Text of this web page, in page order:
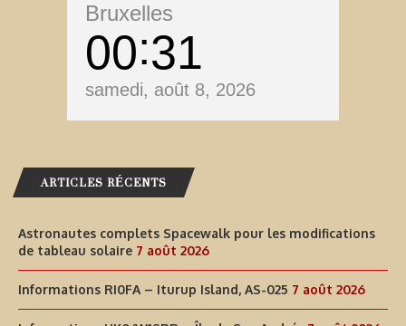
Bruxelles
00 31
samedi, août 8, 2026
ARTICLES RÉCENTS
Astronautes complets Spacewalk pour les modifications
de tableau solaire 7 août 2026
Informations RI0FA – Iturup Island, AS-025 7 août 2026